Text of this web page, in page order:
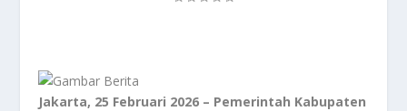
Jakarta, 25 Februari 2026 – Pemerintah Kabupaten